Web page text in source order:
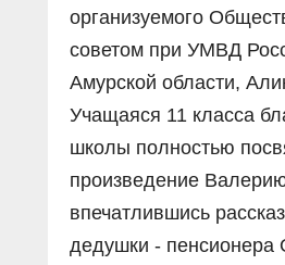
организуемого
советом при УМВД
Амурской области,
Учащаяся 11 класса
школы полностью
произведение
впечатлившись
дедушки - пенсионера